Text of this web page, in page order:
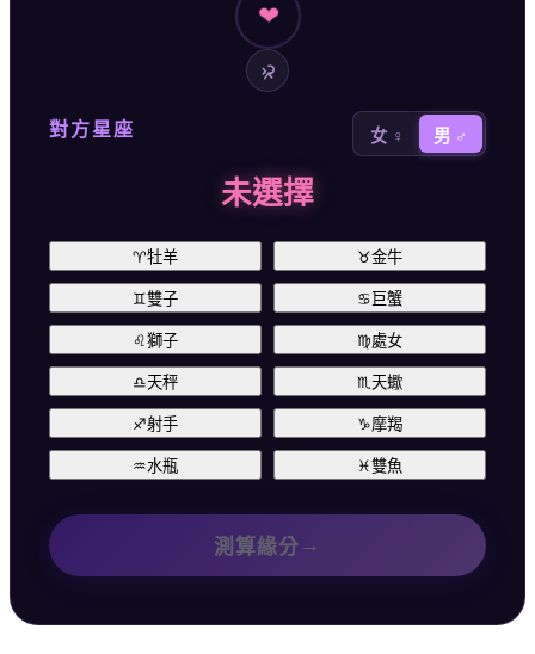
❤
對方星座 女 ♀ 男 ♂
未選擇
♈牡羊 ♉金牛
♊雙子 ♋ 巨蟹
♌獅子 ♍處女
♎天秤 ♏ 天蠍
♐射手 ♑摩羯
♒水瓶 ♓雙魚
測算緣分 →